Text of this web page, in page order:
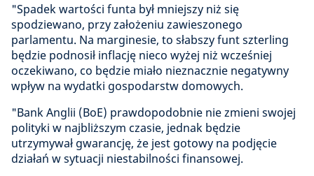
"Spadek wartości funta był mniejszy niż się
spodziewano, przy założeniu zawieszonego
parlamentu. Na marginesie, to słabszy funt szterling
będzie podnosił inflację nieco wyżej niż wcześniej
oczekiwano, co będzie miało nieznacznie negatywny
wpływ na wydatki gospodarstw domowych.
"Bank Anglii (BoE) prawdopodobnie nie zmieni swojej
polityki w najbliższym czasie, jednak będzie
utrzymywał gwarancję, że jest gotowy na podjęcie
działań w sytuacji niestabilności finansowej.